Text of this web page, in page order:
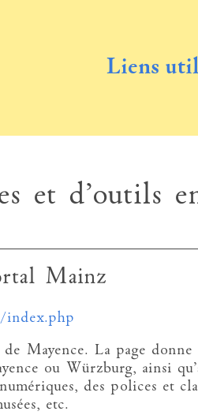
Liens
et d’outils
Mainz
index.php
Mayence. La page donne
ou Würzburg, ainsi
des polices et
etc.